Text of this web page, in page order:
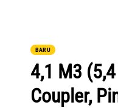
BARU
4,1 M3
Coupler,